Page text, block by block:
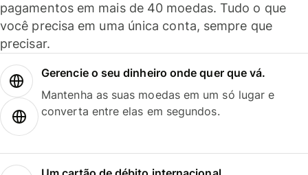
pagamentos em mais de 40 moedas. Tudo o que
você precisa em uma única conta, sempre que
precisar.
Gerencie o seu dinheiro onde quer que vá.
Mantenha as suas moedas em um só lugar e
converta entre elas em segundos.